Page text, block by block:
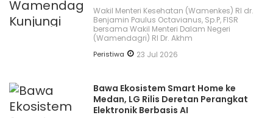
Wakil Menteri Kesehatan (Wamenkes) RI dr.
Benjamin Paulus Octavianus, Sp.P, FISR
bersama Wakil Menteri Dalam Negeri
(Wamendagri) RI Dr. Akhm
Peristiwa 23 Jul 2026
Bawa Ekosistem Smart Home ke
Medan, LG Rilis Deretan Perangkat
Elektronik Berbasis AI